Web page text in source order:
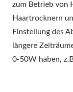
zum Betrieb von
Haartrocknern
Einstellung des
längere
0-50W haben,